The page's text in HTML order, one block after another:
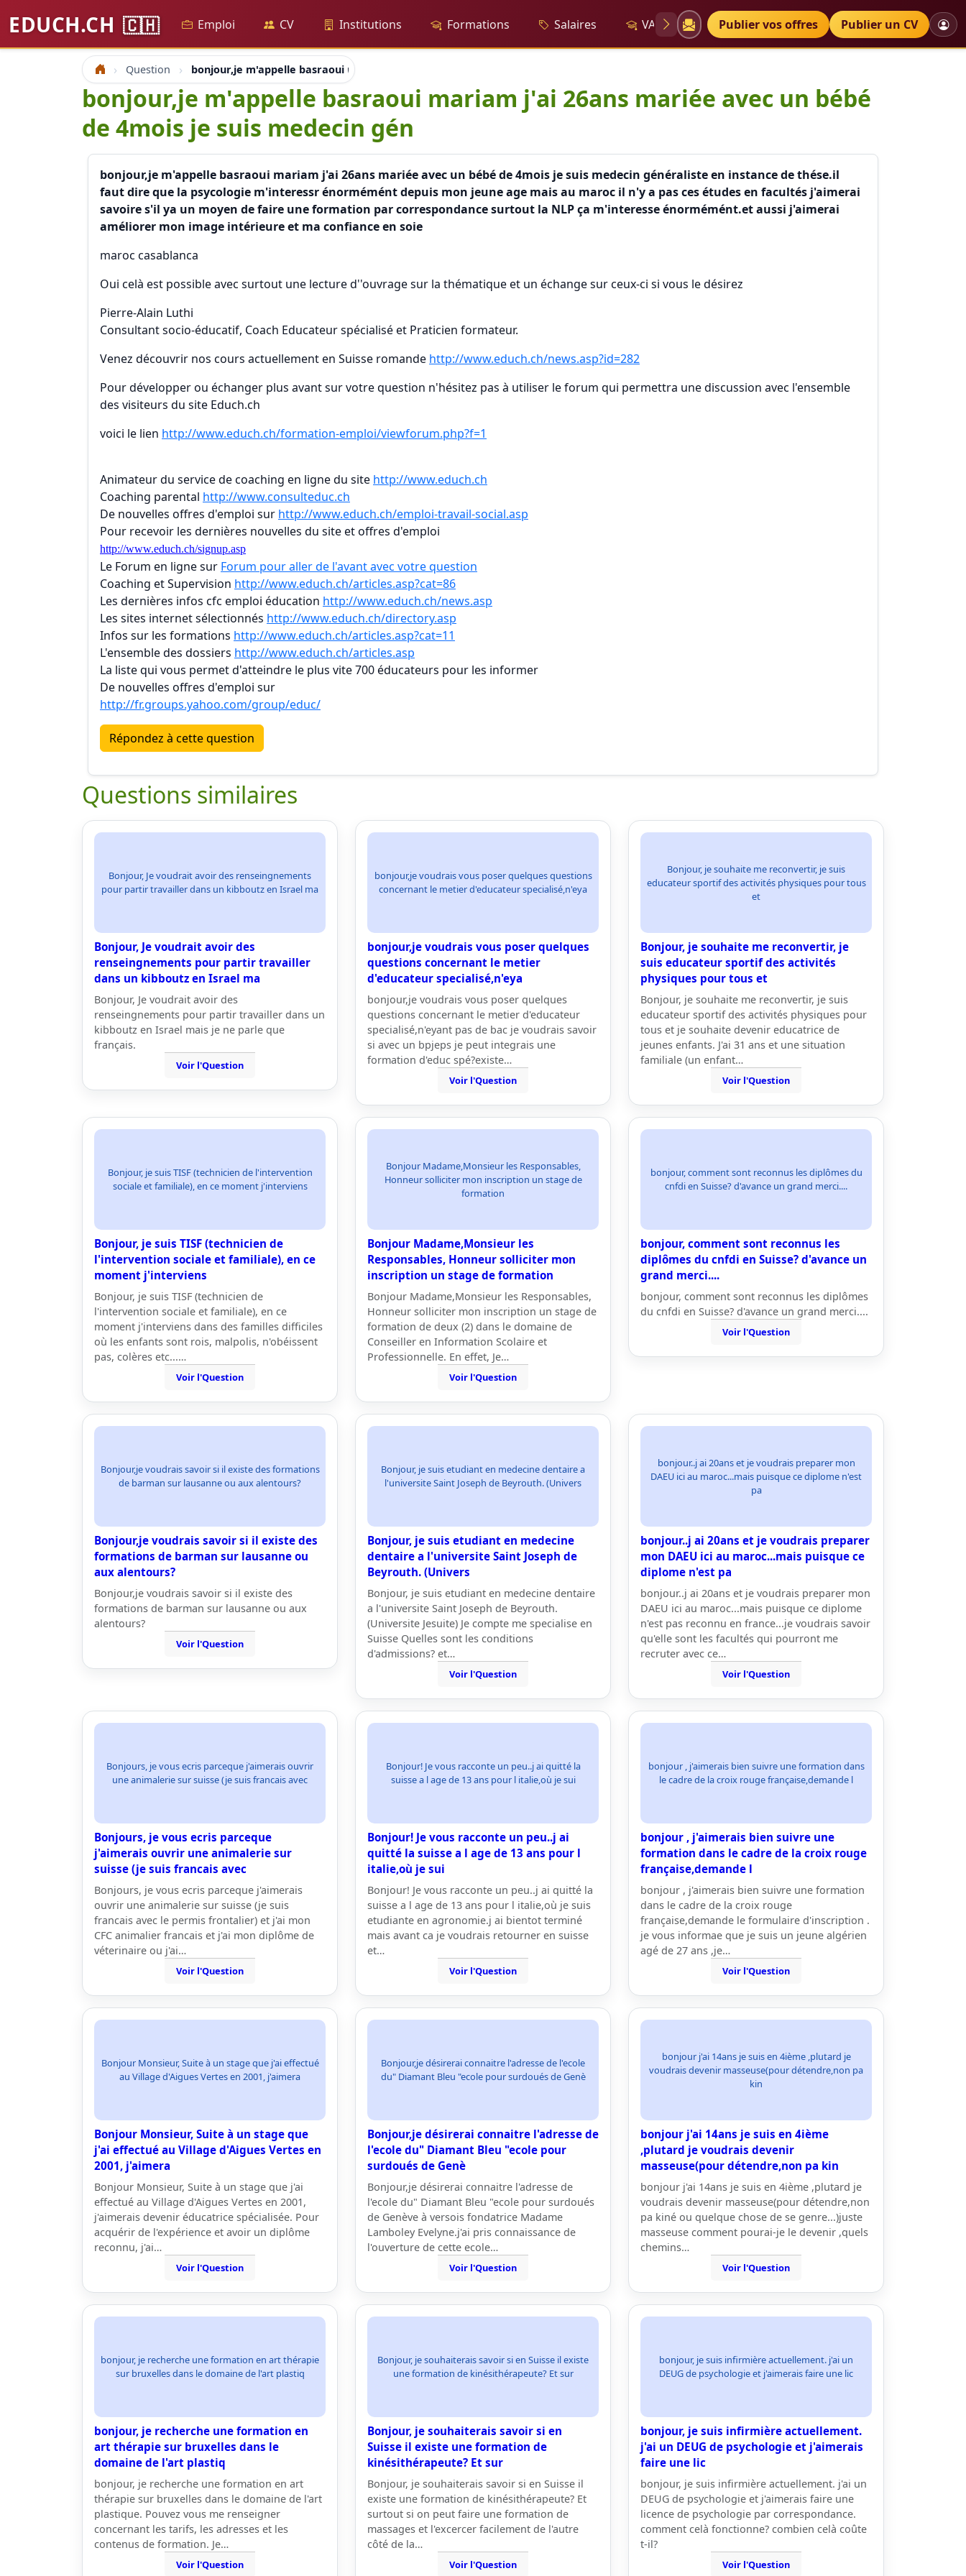
EDUCH.CH 🇨🇭 Emploi CV Institutions Formations Salaires VAE Diplômes Petites annonces
Publier vos offres Publier un CV
Accueil Question bonjour,je m'appelle basraoui mariam j'ai 26ans mariée avec un bébé de 4mois je suis medecin gén
bonjour,je m'appelle basraoui mariam j'ai 26ans mariée avec un bébé
de 4mois je suis medecin gén
bonjour,je m'appelle basraoui mariam j'ai 26ans mariée avec un bébé de 4mois je suis medecin généraliste en instance de thése.il
faut dire que la psycologie m'interessr énormémént depuis mon jeune age mais au maroc il n'y a pas ces études en facultés j'aimerai
savoire s'il ya un moyen de faire une formation par correspondance surtout la NLP ça m'interesse énormémént.et aussi j'aimerai
améliorer mon image intérieure et ma confiance en soie
maroc casablanca
Oui celà est possible avec surtout une lecture d''ouvrage sur la thématique et un échange sur ceux-ci si vous le désirez
Pierre-Alain Luthi
Consultant socio-éducatif, Coach Educateur spécialisé et Praticien formateur.
Venez découvrir nos cours actuellement en Suisse romande http://www.educh.ch/news.asp?id=282
Pour développer ou échanger plus avant sur votre question n'hésitez pas à utiliser le forum qui permettra une discussion avec l'ensemble
des visiteurs du site Educh.ch
voici le lien http://www.educh.ch/formation-emploi/viewforum.php?f=1
Animateur du service de coaching en ligne du site http://www.educh.ch
Coaching parental http://www.consulteduc.ch
De nouvelles offres d'emploi sur http://www.educh.ch/emploi-travail-social.asp
Pour recevoir les dernières nouvelles du site et offres d'emploi
http://www.educh.ch/signup.asp
Le Forum en ligne sur Forum pour aller de l'avant avec votre question
Coaching et Supervision http://www.educh.ch/articles.asp?cat=86
Les dernières infos cfc emploi éducation http://www.educh.ch/news.asp
Les sites internet sélectionnés http://www.educh.ch/directory.asp
Infos sur les formations http://www.educh.ch/articles.asp?cat=11
L'ensemble des dossiers http://www.educh.ch/articles.asp
La liste qui vous permet d'atteindre le plus vite 700 éducateurs pour les informer
De nouvelles offres d'emploi sur
http://fr.groups.yahoo.com/group/educ/
Répondez à cette question
Questions similaires
Bonjour, Je voudrait avoir des renseingnements
pour partir travailler dans un kibboutz en Israel ma
Bonjour, Je voudrait avoir des
renseingnements pour partir travailler
dans un kibboutz en Israel ma
Bonjour, Je voudrait avoir des
renseingnements pour partir travailler dans un
kibboutz en Israel mais je ne parle que
français.
Voir l'Question
bonjour,je voudrais vous poser quelques questions
concernant le metier d'educateur specialisé,n'eya
bonjour,je voudrais vous poser quelques
questions concernant le metier
d'educateur specialisé,n'eya
bonjour,je voudrais vous poser quelques
questions concernant le metier d'educateur
specialisé,n'eyant pas de bac je voudrais savoir
si avec un bpjeps je peut integrais une
formation d'educ spé?existe…
Voir l'Question
Bonjour, je souhaite me reconvertir, je suis
educateur sportif des activités physiques pour tous
et
Bonjour, je souhaite me reconvertir, je
suis educateur sportif des activités
physiques pour tous et
Bonjour, je souhaite me reconvertir, je suis
educateur sportif des activités physiques pour
tous et je souhaite devenir educatrice de
jeunes enfants. J'ai 31 ans et une situation
familiale (un enfant…
Voir l'Question
Bonjour, je suis TISF (technicien de l'intervention
sociale et familiale), en ce moment j'interviens
Bonjour, je suis TISF (technicien de
l'intervention sociale et familiale), en ce
moment j'interviens
Bonjour, je suis TISF (technicien de
l'intervention sociale et familiale), en ce
moment j'interviens dans des familles difficiles
où les enfants sont rois, malpolis, n'obéissent
pas, colères etc...…
Voir l'Question
Bonjour Madame,Monsieur les Responsables,
Honneur solliciter mon inscription un stage de
formation
Bonjour Madame,Monsieur les
Responsables, Honneur solliciter mon
inscription un stage de formation
Bonjour Madame,Monsieur les Responsables,
Honneur solliciter mon inscription un stage de
formation de deux (2) dans le domaine de
Conseiller en Information Scolaire et
Professionnelle. En effet, Je…
Voir l'Question
bonjour, comment sont reconnus les diplômes du
cnfdi en Suisse? d'avance un grand merci....
bonjour, comment sont reconnus les
diplômes du cnfdi en Suisse? d'avance un
grand merci....
bonjour, comment sont reconnus les diplômes
du cnfdi en Suisse? d'avance un grand merci....
Voir l'Question
Bonjour,je voudrais savoir si il existe des formations
de barman sur lausanne ou aux alentours?
Bonjour,je voudrais savoir si il existe des
formations de barman sur lausanne ou
aux alentours?
Bonjour,je voudrais savoir si il existe des
formations de barman sur lausanne ou aux
alentours?
Voir l'Question
Bonjour, je suis etudiant en medecine dentaire a
l'universite Saint Joseph de Beyrouth. (Univers
Bonjour, je suis etudiant en medecine
dentaire a l'universite Saint Joseph de
Beyrouth. (Univers
Bonjour, je suis etudiant en medecine dentaire
a l'universite Saint Joseph de Beyrouth.
(Universite Jesuite) Je compte me specialise en
Suisse Quelles sont les conditions
d'admissions? et…
Voir l'Question
bonjour..j ai 20ans et je voudrais preparer mon
DAEU ici au maroc...mais puisque ce diplome n'est
pa
bonjour..j ai 20ans et je voudrais preparer
mon DAEU ici au maroc...mais puisque ce
diplome n'est pa
bonjour..j ai 20ans et je voudrais preparer mon
DAEU ici au maroc...mais puisque ce diplome
n'est pas reconnu en france...je voudrais savoir
qu'elle sont les facultés qui pourront me
recruter avec ce…
Voir l'Question
Bonjours, je vous ecris parceque j'aimerais ouvrir
une animalerie sur suisse (je suis francais avec
Bonjours, je vous ecris parceque
j'aimerais ouvrir une animalerie sur
suisse (je suis francais avec
Bonjours, je vous ecris parceque j'aimerais
ouvrir une animalerie sur suisse (je suis
francais avec le permis frontalier) et j'ai mon
CFC animalier francais et j'ai mon diplôme de
véterinaire ou j'ai…
Voir l'Question
Bonjour! Je vous racconte un peu..j ai quitté la
suisse a l age de 13 ans pour l italie,où je sui
Bonjour! Je vous racconte un peu..j ai
quitté la suisse a l age de 13 ans pour l
italie,où je sui
Bonjour! Je vous racconte un peu..j ai quitté la
suisse a l age de 13 ans pour l italie,où je suis
etudiante en agronomie.j ai bientot terminé
mais avant ca je voudrais retourner en suisse
et…
Voir l'Question
bonjour , j'aimerais bien suivre une formation dans
le cadre de la croix rouge française,demande l
bonjour , j'aimerais bien suivre une
formation dans le cadre de la croix rouge
française,demande l
bonjour , j'aimerais bien suivre une formation
dans le cadre de la croix rouge
française,demande le formulaire d'inscription .
je vous informae que je suis un jeune algérien
agé de 27 ans ,je…
Voir l'Question
Bonjour Monsieur, Suite à un stage que j'ai effectué
au Village d'Aigues Vertes en 2001, j'aimera
Bonjour Monsieur, Suite à un stage que
j'ai effectué au Village d'Aigues Vertes en
2001, j'aimera
Bonjour Monsieur, Suite à un stage que j'ai
effectué au Village d'Aigues Vertes en 2001,
j'aimerais devenir éducatrice spécialisée. Pour
acquérir de l'expérience et avoir un diplôme
reconnu, j'ai…
Voir l'Question
Bonjour,je désirerai connaitre l'adresse de l'ecole
du" Diamant Bleu "ecole pour surdoués de Genè
Bonjour,je désirerai connaitre l'adresse de
l'ecole du" Diamant Bleu "ecole pour
surdoués de Genè
Bonjour,je désirerai connaitre l'adresse de
l'ecole du" Diamant Bleu "ecole pour surdoués
de Genève à versois fondatrice Madame
Lamboley Evelyne.j'ai pris connaissance de
l'ouverture de cette ecole…
Voir l'Question
bonjour j'ai 14ans je suis en 4ième ,plutard je
voudrais devenir masseuse(pour détendre,non pa
kin
bonjour j'ai 14ans je suis en 4ième
,plutard je voudrais devenir
masseuse(pour détendre,non pa kin
bonjour j'ai 14ans je suis en 4ième ,plutard je
voudrais devenir masseuse(pour détendre,non
pa kiné ou quelque chose de se genre...)juste
masseuse comment pourai-je le devenir ,quels
chemins…
Voir l'Question
bonjour, je recherche une formation en art thérapie
sur bruxelles dans le domaine de l'art plastiq
bonjour, je recherche une formation en
art thérapie sur bruxelles dans le
domaine de l'art plastiq
bonjour, je recherche une formation en art
thérapie sur bruxelles dans le domaine de l'art
plastique. Pouvez vous me renseigner
concernant les tarifs, les adresses et les
contenus de formation. Je…
Voir l'Question
Bonjour, je souhaiterais savoir si en Suisse il existe
une formation de kinésithérapeute? Et sur
Bonjour, je souhaiterais savoir si en
Suisse il existe une formation de
kinésithérapeute? Et sur
Bonjour, je souhaiterais savoir si en Suisse il
existe une formation de kinésithérapeute? Et
surtout si on peut faire une formation de
massages et l'excercer facilement de l'autre
côté de la…
Voir l'Question
bonjour, je suis infirmière actuellement. j'ai un
DEUG de psychologie et j'aimerais faire une lic
bonjour, je suis infirmière actuellement.
j'ai un DEUG de psychologie et j'aimerais
faire une lic
bonjour, je suis infirmière actuellement. j'ai un
DEUG de psychologie et j'aimerais faire une
licence de psychologie par correspondance.
comment celà fonctionne? combien celà coûte
t-il?
Voir l'Question